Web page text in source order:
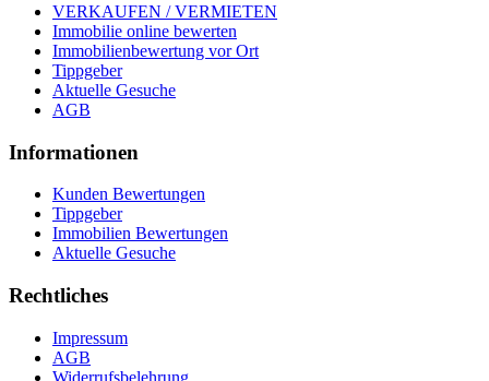
VERKAUFEN / VERMIETEN
Immobilie online bewerten
Immobilienbewertung vor Ort
Tippgeber
Aktuelle Gesuche
AGB
Informationen
Kunden Bewertungen
Tippgeber
Immobilien Bewertungen
Aktuelle Gesuche
Rechtliches
Impressum
AGB
Widerrufsbelehrung